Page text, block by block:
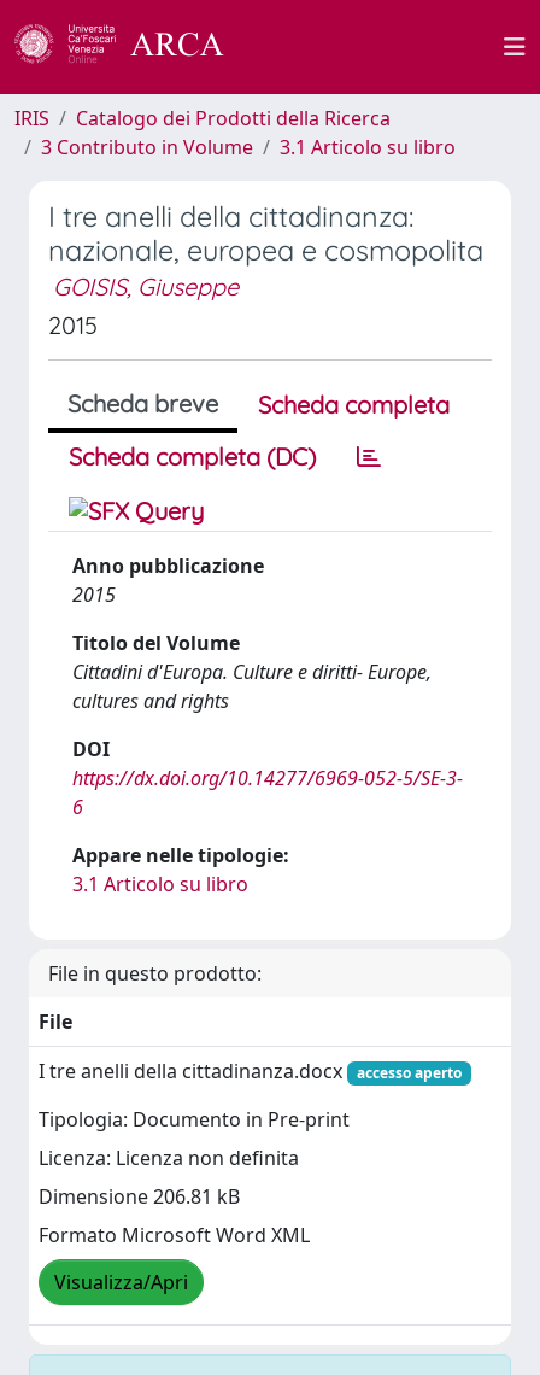
IRIS
Catalogo dei Prodotti della Ricerca
3 Contributo in Volume
3.1 Articolo su libro
I tre anelli della cittadinanza:
nazionale, europea e cosmopolita
GOISIS, Giuseppe
2015
Scheda breve
Scheda completa
Scheda completa (DC)
Anno pubblicazione
2015
Titolo del Volume
Cittadini d'Europa. Culture e diritti- Europe,
cultures and rights
DOI
https://dx.doi.org/10.14277/6969-052-5/SE-3-
6
Appare nelle tipologie:
3.1 Articolo su libro
File in questo prodotto:
File
I tre anelli della cittadinanza.docx
accesso aperto
Tipologia: Documento in Pre-print
Licenza: Licenza non definita
Dimensione 206.81 kB
Formato Microsoft Word XML
Visualizza/Apri